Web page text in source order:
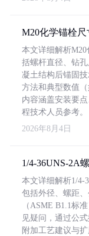
M20化学锚栓
本文详细解析
括螺杆直径、钻
凝土结构后锚固
方法和典型数值（
内容涵盖安装要
程技术人员参考。
2026年8月4日
1/4-36UNS-2A
本文详细解析1/4-
包括外径、螺距
（ASME B1.1标
见疑问，通过公
附加工艺建议与扩